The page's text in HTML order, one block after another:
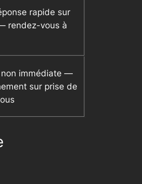
rapide sur
rendez-vous à
non immédiate —
sur prise de